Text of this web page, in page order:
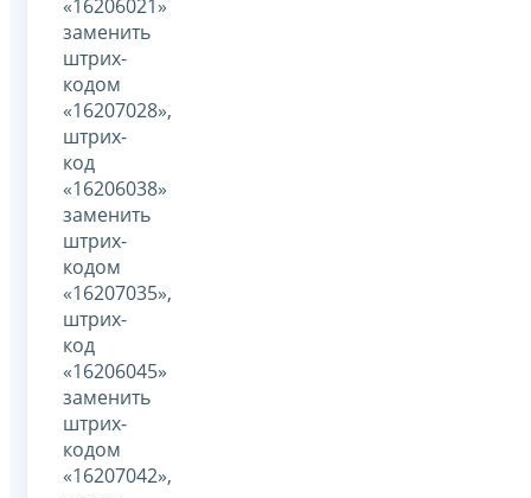
«16206021»
заменить
штрих-
кодом
«16207028»,
штрих-
код
«16206038»
заменить
штрих-
кодом
«16207035»,
штрих-
код
«16206045»
заменить
штрих-
кодом
«16207042»,